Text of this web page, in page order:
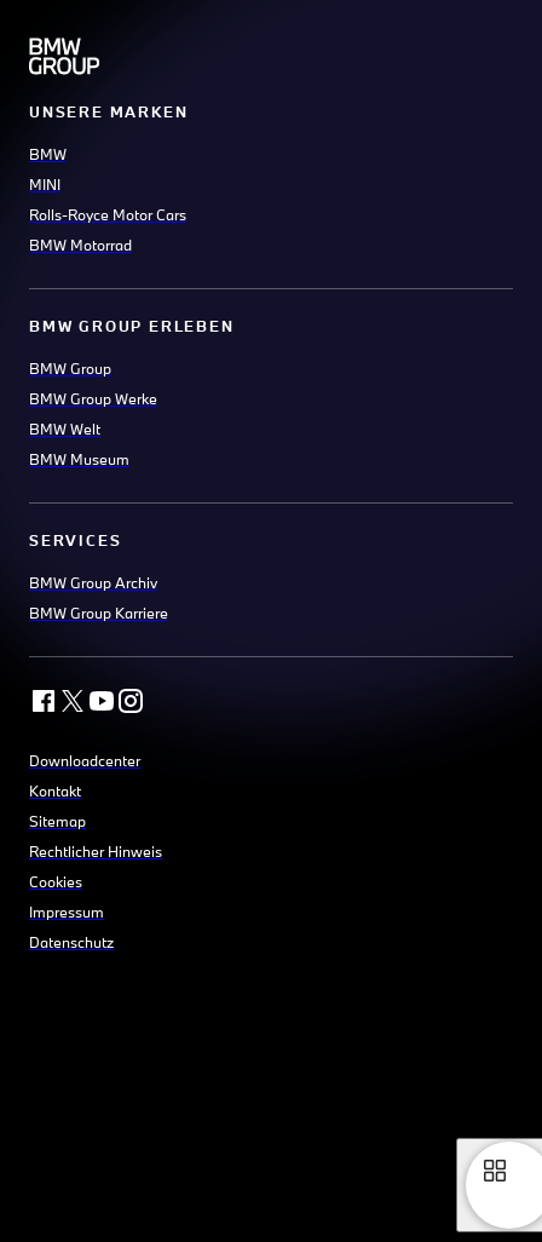
UNSERE MARKEN
BMW
MINI
Rolls-Royce Motor Cars
BMW Motorrad
BMW GROUP ERLEBEN
BMW Group
BMW Group Werke
BMW Welt
BMW Museum
SERVICES
BMW Group Archiv
BMW Group Karriere
Downloadcenter
Kontakt
Sitemap
Rechtlicher Hinweis
Cookies
Impressum
Datenschutz